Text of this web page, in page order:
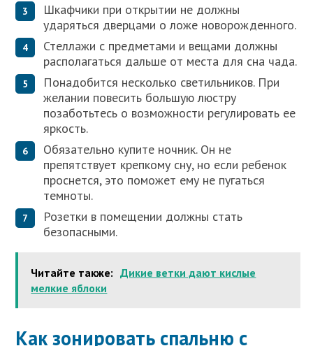
Шкафчики при открытии не должны
ударяться дверцами о ложе новорожденного.
Стеллажи с предметами и вещами должны
располагаться дальше от места для сна чада.
Понадобится несколько светильников. При
желании повесить большую люстру
позаботьтесь о возможности регулировать ее
яркость.
Обязательно купите ночник. Он не
препятствует крепкому сну, но если ребенок
проснется, это поможет ему не пугаться
темноты.
Розетки в помещении должны стать
безопасными.
Читайте также: Дикие ветки дают кислые
мелкие яблоки
Как зонировать спальню с